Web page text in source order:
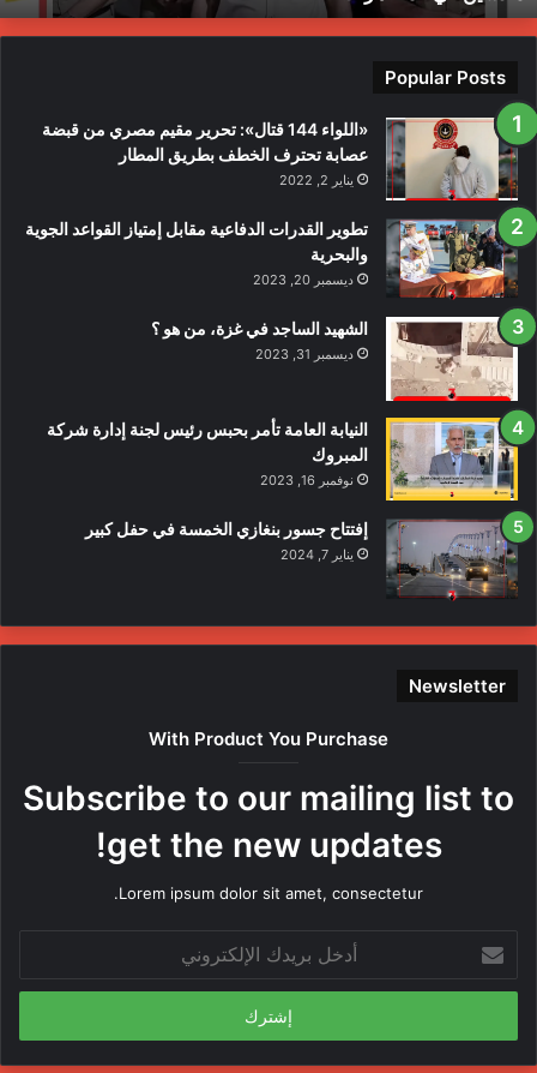
مندسين
في
المظاهرات
Popular Posts
«اللواء 144 قتال»: تحرير مقيم مصري من قبضة
عصابة تحترف الخطف بطريق المطار
يناير 2, 2022
تطوير القدرات الدفاعية مقابل إمتياز القواعد الجوية
والبحرية
ديسمبر 20, 2023
الشهيد الساجد في غزة، من هو ؟
ديسمبر 31, 2023
النيابة العامة تأمر بحبس رئيس لجنة إدارة شركة
المبروك
نوفمبر 16, 2023
إفتتاح جسور بنغازي الخمسة في حفل كبير
يناير 7, 2024
Newsletter
With Product You Purchase
Subscribe to our mailing list to
get the new updates!
Lorem ipsum dolor sit amet, consectetur.
بريدك
الإلكتروني